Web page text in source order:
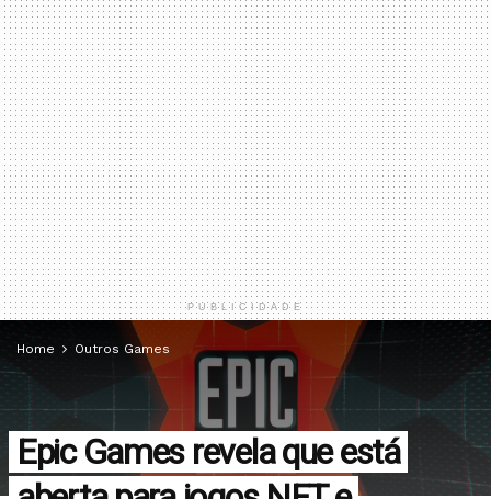
PUBLICIDADE
Home Outros Games
Epic Games revela que está